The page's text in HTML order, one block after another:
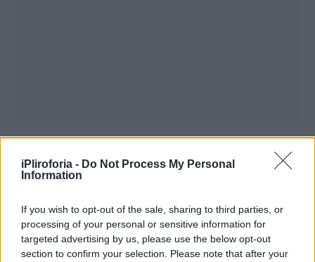
iPliroforia - Do Not Process My Personal
Information
If you wish to opt-out of the sale, sharing to third parties, or
processing of your personal or sensitive information for
targeted advertising by us, please use the below opt-out
section to confirm your selection. Please note that after your